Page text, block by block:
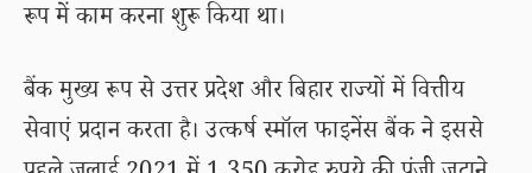
रूप में काम करना शुरू किया था।
बैंक मुख्य रूप से उत्तर प्रदेश और बिहार राज्यों में वित्तीय
सेवाएं प्रदान करता है। उत्कर्ष स्मॉल फाइनेंस बैंक ने इससे